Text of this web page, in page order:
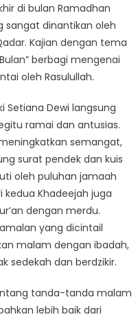
di bulan Ramadhan
sangat dinantikan oleh
Kajian dengan tema
berbagi mengenai
oleh Rasulullah.
Setiana Dewi langsung
ramai dan antusias.
semangat,
surat pendek dan kuis
oleh puluhan jamaah
kedua Khadeejah juga
dengan merdu.
yang dicintail
malam dengan ibadah,
sedekah dan berdzikir.
tanda-tanda malam
lebih baik dari